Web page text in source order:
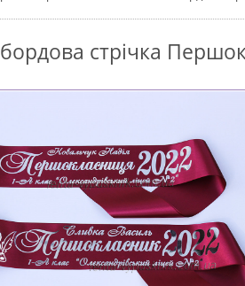
стрічка